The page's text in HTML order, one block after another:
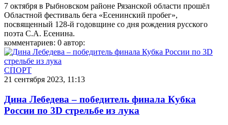
7 октября в Рыбновском районе Рязанской области прошёл
Областной фестиваль бега «Есенинский пробег»,
посвященный 128-й годовщине со дня рождения русского
поэта С.А. Есенина.
комментариев: 0 автор:
СПОРТ
21 сентября 2023, 11:13
Дина Лебедева – победитель финала Кубка
России по 3D стрельбе из лука